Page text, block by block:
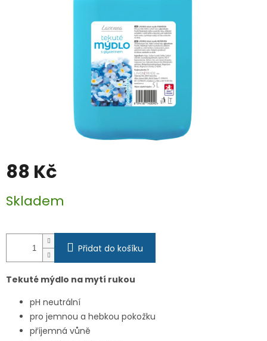
88 Kč
cena:
Skladem
Přidat do košíku
Tekuté mýdlo na mytí rukou
pH neutrální
pro jemnou a hebkou pokožku
příjemná vůně